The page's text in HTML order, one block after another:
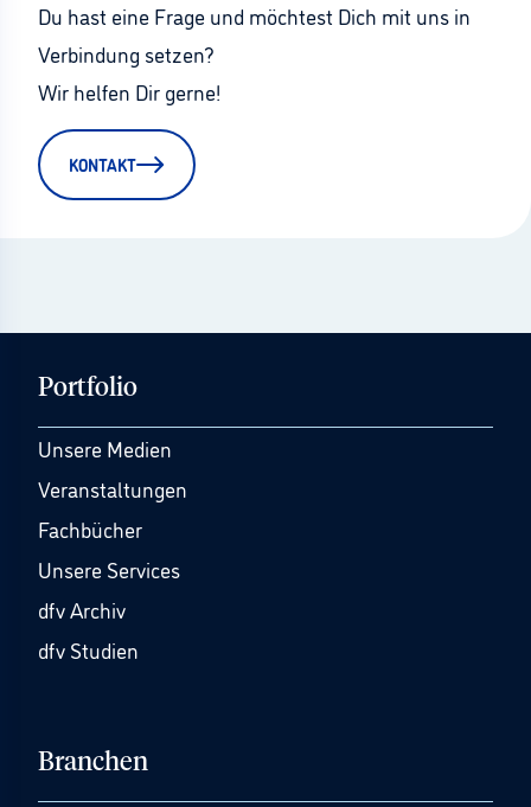
Du hast eine Frage und möchtest Dich mit uns in
Verbindung setzen?
Wir helfen Dir gerne!
KONTAKT
Portfolio
Unsere Medien
Veranstaltungen
Fachbücher
Unsere Services
dfv Archiv
dfv Studien
Branchen